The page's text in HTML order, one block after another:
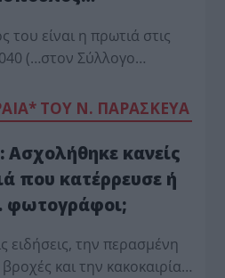
του είναι η πρωτιά στις
(…στον Σύλλογο…
ΤΟΥ Ν. ΠΑΡΑΣΚΕΥΑ
Ασχολήθηκε κανείς
που κατέρρευσε ή
φωτογράφοι;
ειδήσεις, την περασμένη
και την κακοκαιρία…